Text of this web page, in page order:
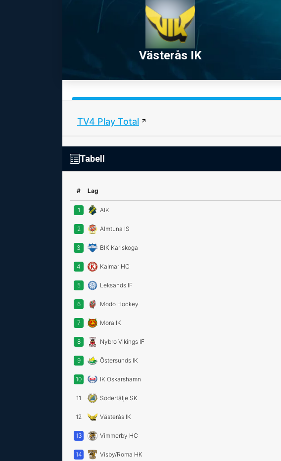
Västerås IK
TV4 Play Total
Tabell
# Lag
1 AIK
2 Almtuna IS
3 BIK Karlskoga
4 Kalmar HC
5 Leksands IF
6 Modo Hockey
7 Mora IK
8 Nybro Vikings IF
9 Östersunds IK
10 IK Oskarshamn
11 Södertälje SK
12 Västerås IK
13 Vimmerby HC
14 Visby/Roma HK